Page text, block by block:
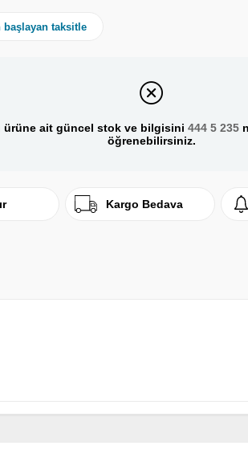
başlayan taksitle
ürüne ait güncel stok ve bilgisini 444 5 235
öğrenebilirsiniz.
Kargo Bedava